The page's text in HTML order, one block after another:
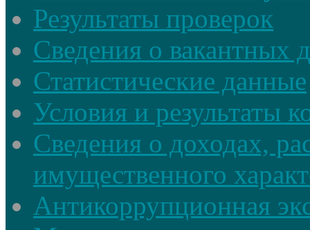
Результаты проверок
Сведения о вакантных
Статистические данные
Условия и результаты
Сведения о доходах,
имущественного
Антикоррупционная